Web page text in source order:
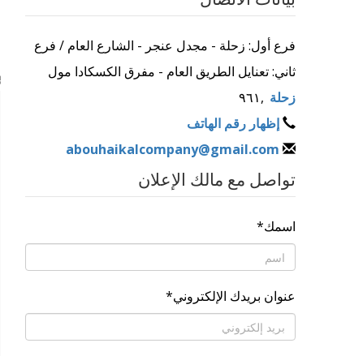
فرع أول: زحلة - مجدل عنجر - الشارع العام / فرع
ثاني: تعنايل الطريق العام - مفرق الكسكادا مول
زحلة ,٩٦١
إظهار رقم الهاتف
abouhaikalcompany@gmail.com
تواصل مع مالك الإعلان
اسمك*
عنوان بريدك الإلكتروني *